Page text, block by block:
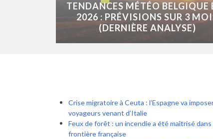
TENDANCES MÉTÉO BELGIQUE
2026 : PRÉVISIONS SUR 3
(DERNIÈRE ANALYSE)
Crise migratoire à Ceuta : l’Espagne va
voyageurs venant d’Italie
Feux de forêt : un incendie a été maîtrisé
frontière française